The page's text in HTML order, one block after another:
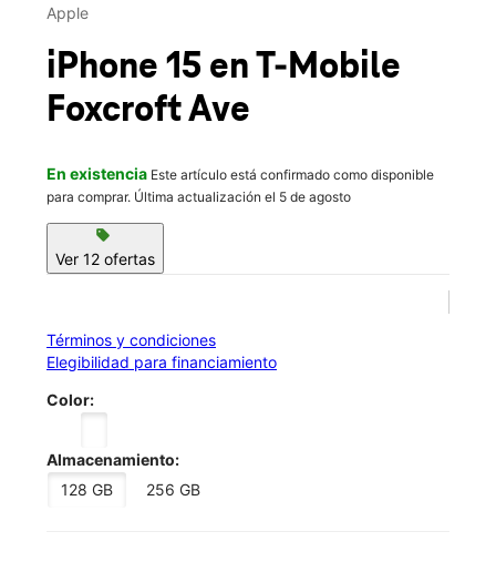
Mar.:
location_on
775 Foxcroft Ave Martinsburg, WV 25401
Apple
iPhone 15 en T-Mobile
Foxcroft Ave
En existencia Este artículo está confirmado como disponible
para comprar. Última actualización el 5 de agosto
sell
Ver 12 ofertas
Términos y condiciones
Elegibilidad para financiamiento
Color:
Almacenamiento:
128 GB
256 GB